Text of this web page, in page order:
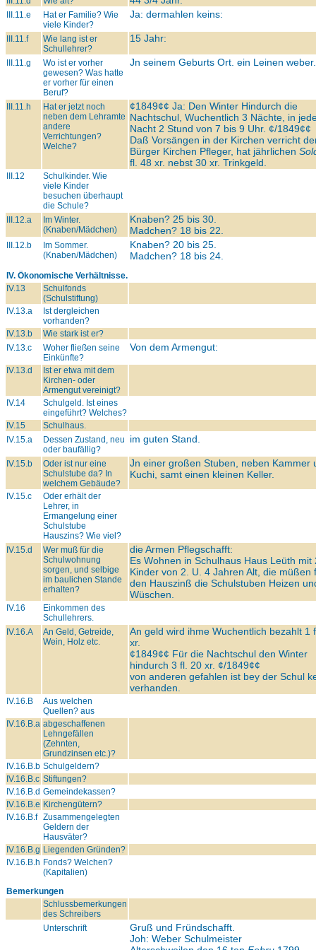
III.11.e
Hat er Familie? Wie
viele Kinder?
Ja: dermahlen keins:
III.11.f
Wie lang ist er
Schullehrer?
15 Jahr:
III.11.g
Wo ist er vorher
gewesen? Was hatte
er vorher für einen
Beruf?
Jn seinem Geburts Ort. ein Leinen weber.
III.11.h
Hat er jetzt noch
neben dem Lehramte
andere
Verrichtungen?
Welche?
¢1849¢¢ Ja: Den Winter Hindurch die
Nachtschul, Wuchentlich 3 Nächte, in
Nacht 2 Stund von 7 bis 9 Uhr. ¢/1849¢¢
Daß Vorsängen in der Kirchen verricht
Bürger Kirchen Pfleger, hat jährlichen
fl. 48 xr. nebst 30 xr. Trinkgeld.
III.12
Schulkinder. Wie
viele Kinder
besuchen überhaupt
die Schule?
III.12.a
Im Winter.
(Knaben/Mädchen)
Knaben? 25 bis 30.
Madchen? 18 bis 22.
III.12.b
Im Sommer.
(Knaben/Mädchen)
Knaben? 20 bis 25.
Madchen? 18 bis 24.
IV. Ökonomische Verhältnisse.
IV.13
Schulfonds
(Schulstiftung)
IV.13.a
Ist dergleichen
vorhanden?
IV.13.b
Wie stark ist er?
IV.13.c
Woher fließen seine
Einkünfte?
Von dem Armengut:
IV.13.d
Ist er etwa mit dem
Kirchen- oder
Armengut vereinigt?
IV.14
Schulgeld. Ist eines
eingeführt? Welches?
IV.15
Schulhaus.
IV.15.a
Dessen Zustand, neu
oder baufällig?
im guten Stand.
IV.15.b
Oder ist nur eine
Schulstube da? In
welchem Gebäude?
Jn einer großen Stuben, neben Kammer
Kuchi, samt einen kleinen Keller.
IV.15.c
Oder erhält der
Lehrer, in
Ermangelung einer
Schulstube
Hauszins? Wie viel?
IV.15.d
Wer muß für die
Schulwohnung
sorgen, und selbige
im baulichen Stande
erhalten?
die Armen Pflegschafft:
Es Wohnen in Schulhaus Haus Leüth mit
Kinder von 2. U. 4 Jahren Alt, die müßen
den Hauszinß die Schulstuben Heizen
Wüschen.
IV.16
Einkommen des
Schullehrers.
IV.16.A
An Geld, Getreide,
Wein, Holz etc.
An geld wird ihme Wuchentlich bezahlt 1
xr.
¢1849¢¢ Für die Nachtschul den Winter
hindurch 3 fl. 20 xr. ¢/1849¢¢
von anderen gefahlen ist bey der Schul
verhanden.
IV.16.B
Aus welchen
Quellen? aus
IV.16.B.a abgeschaffenen
Lehngefällen
(Zehnten,
Grundzinsen etc.)?
IV.16.B.b Schulgeldern?
IV.16.B.c Stiftungen?
IV.16.B.d Gemeindekassen?
IV.16.B.e Kirchengütern?
IV.16.B.f Zusammengelegten
Geldern der
Hausväter?
IV.16.B.g Liegenden Gründen?
IV.16.B.h Fonds? Welchen?
(Kapitalien)
Bemerkungen
Schlussbemerkungen
des Schreibers
Unterschrift
Gruß und Fründschafft.
Joh: Weber Schulmeister